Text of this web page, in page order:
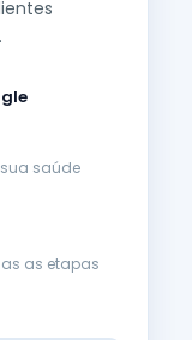
saúde
as etapas